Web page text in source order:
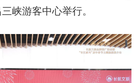
峡游客中心举行。